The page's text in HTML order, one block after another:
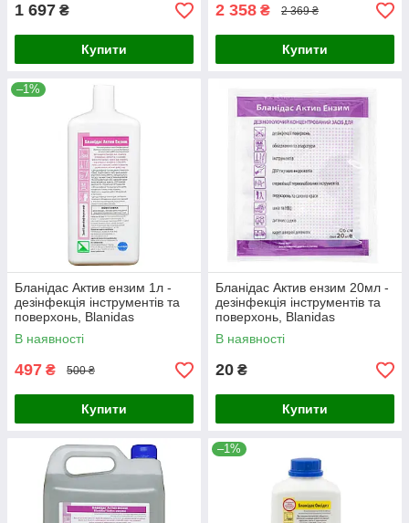
1 697 ₴
Купити
2 358 ₴ 2 369 ₴
Купити
–1%
Бланідас Актив ензим 1л -
дезінфекція інструментів та
поверхонь, Blanidas
В наявності
497 ₴ 500 ₴
Купити
Бланідас Актив ензим 20мл -
дезінфекція інструментів та
поверхонь, Blanidas
В наявності
20 ₴
Купити
–1%